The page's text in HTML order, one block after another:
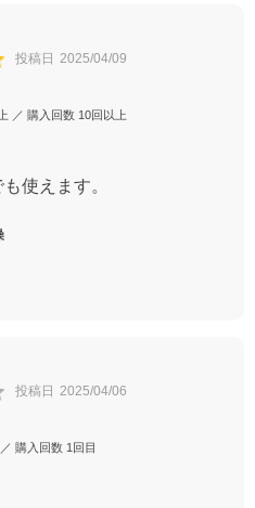
投稿日 2025/04/09
／ 購入回数 10回以上
使えます。
投稿日 2025/04/06
／ 購入回数 1回目